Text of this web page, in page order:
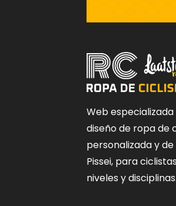
Web
diseño de ropa de
personalizada y
Pissei, para
niveles y disciplinas.